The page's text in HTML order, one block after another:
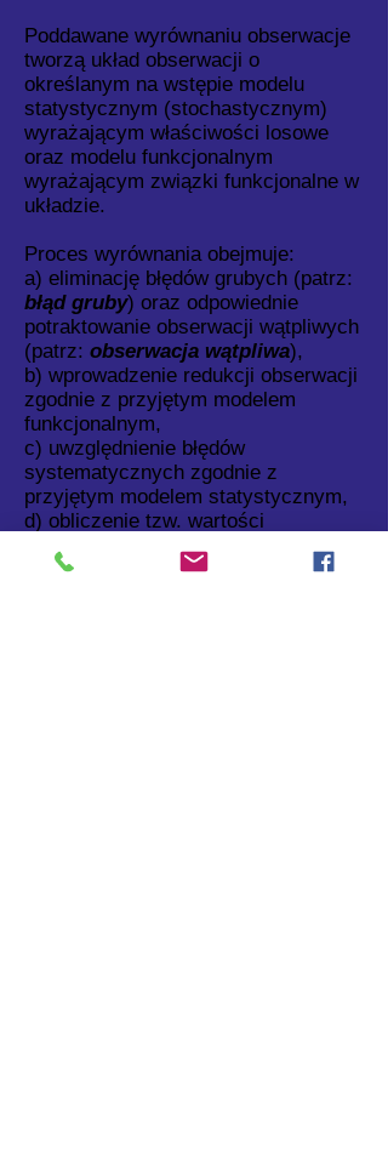
Poddawane wyrównaniu obserwacje
tworzą układ obserwacji o
określanym na wstępie modelu
statystycznym (stochastycznym)
wyrażającym właściwości losowe
oraz modelu funkcjonalnym
wyrażającym związki funkcjonalne w
układzie.
Proces wyrównania obejmuje:
a) eliminację błędów grubych (patrz:
błąd gruby) oraz odpowiednie
potraktowanie obserwacji wątpliwych
(patrz: obserwacja wątpliwa),
b) wprowadzenie redukcji obserwacji
zgodnie z przyjętym modelem
funkcjonalnym,
c) uwzględnienie błędów
systematycznych zgodnie z
przyjętym modelem statystycznym,
d) obliczenie tzw. wartości
przybliżonych, które umożliwiają
doprowadzenie zadania do postaci